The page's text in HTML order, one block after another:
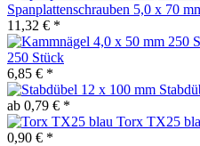
Spanplattenschrauben 5,0 x 70
11,32 € *
250 Stück
6,85 € *
ab 0,79 € *
Torx TX25
0,90 € *